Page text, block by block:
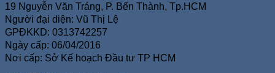
19 Nguyễn Văn Tráng, P. Bến Thành, Tp.HCM
Người đại diện: Vũ Thị Lệ
GPĐKKD: 0313742257
Ngày cấp: 06/04/2016
Nơi cấp: Sở Kế hoạch Đầu tư TP HCM